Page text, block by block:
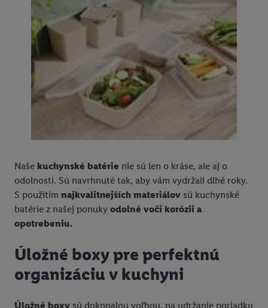
Naše kuchynské batérie nie sú len o kráse, ale aj o
odolnosti. Sú navrhnuté tak, aby vám vydržali dlhé roky.
S použitím najkvalitnejších materiálov sú kuchynské
batérie z našej ponuky odolné voči korózii a
opotrebeniu.
Úložné boxy pre perfektnú
organizáciu v kuchyni
Úložné boxy sú dokonalou voľbou, na udržanie poriadku